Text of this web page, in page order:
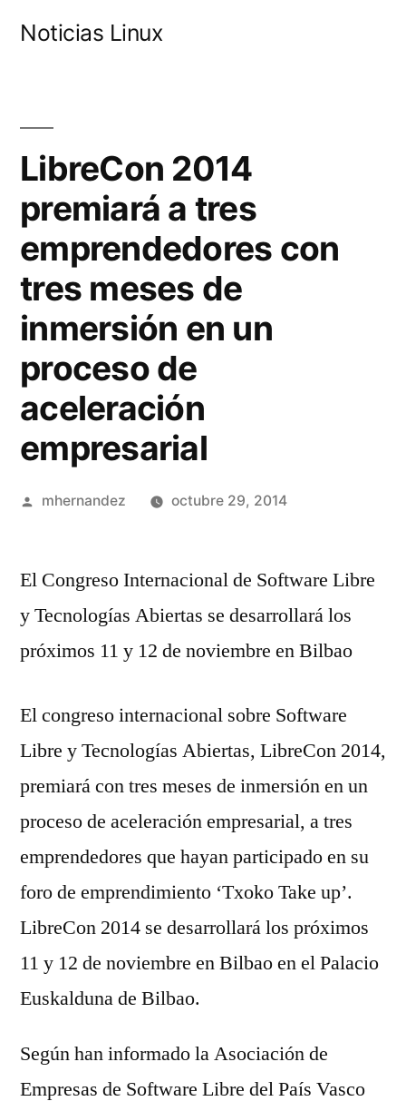
Noticias Linux
LibreCon 2014
premiará a tres
emprendedores con
tres meses de
inmersión en un
proceso de
aceleración
empresarial
Publicado
mhernandez octubre 29, 2014
El Congreso Internacional de Software Libre
y Tecnologías Abiertas se desarrollará los
próximos 11 y 12 de noviembre en Bilbao
El congreso internacional sobre Software
Libre y Tecnologías Abiertas, LibreCon 2014,
premiará con tres meses de inmersión en un
proceso de aceleración empresarial, a tres
emprendedores que hayan participado en su
foro de emprendimiento ‘Txoko Take up’.
LibreCon 2014 se desarrollará los próximos
11 y 12 de noviembre en Bilbao en el Palacio
Euskalduna de Bilbao.
Según han informado la Asociación de
Empresas de Software Libre del País Vasco